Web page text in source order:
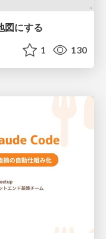
図にする
1 130